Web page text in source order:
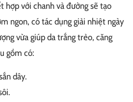
hợp với chanh và đường sẽ tạo
ngon, có tác dụng giải nhiệt ngày
vừa giúp da trắng trẻo, căng
gồm có:
dây.